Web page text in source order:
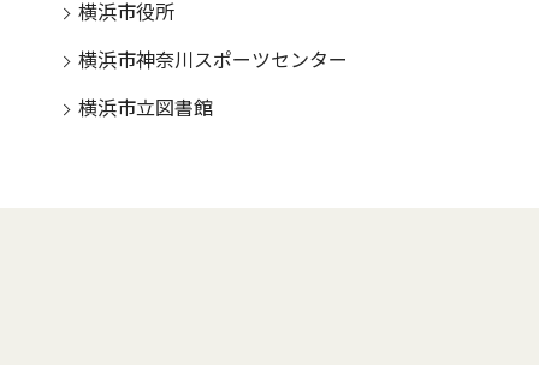
横浜市役所
横浜市神奈川スポーツセンター
横浜市立図書館